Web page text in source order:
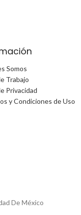
Somos
Trabajo
Privacidad
y Condiciones de Uso
De México